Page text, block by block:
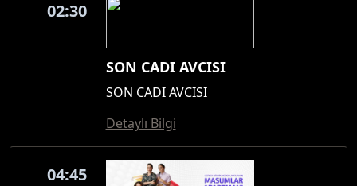
02:30
SON CADI AVCISI
SON CADI AVCISI
Detaylı Bilgi
04:45